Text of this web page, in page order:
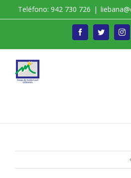
Teléfono: 942 730 726 |
FacebookTwitter